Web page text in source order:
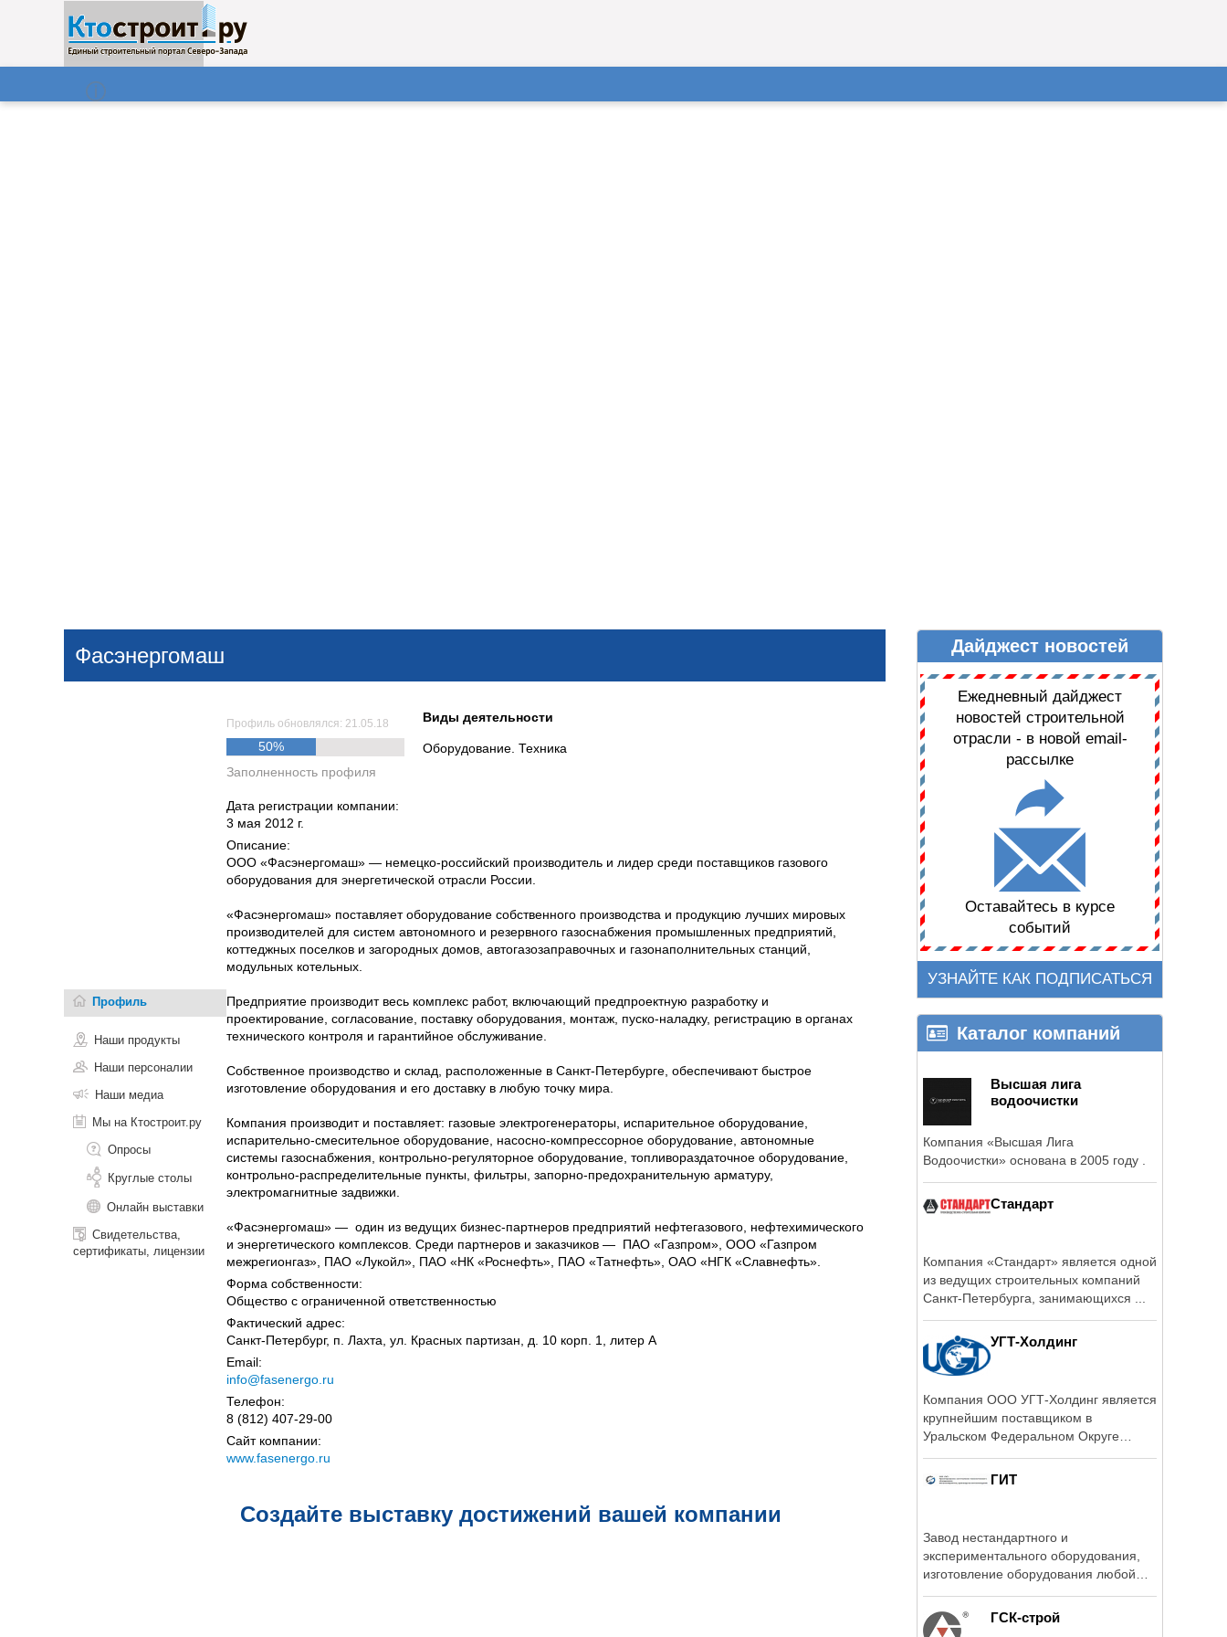
Поиск
ДАЙДЖЕСТ НОВОСТЕЙ
Фасэнергомаш
Профиль
Наши продукты
Наши персоналии
Наши медиа
Мы на Ктостроит.ру
Опросы
Круглые столы
Онлайн выставки
Свидетельства,
сертификаты, лицензии
Профиль обновлялся: 21.05.18
50%
Заполненность профиля
Виды деятельности
Оборудование. Техника
Дата регистрации компании:
3 мая 2012 г.
Описание:
ООО «Фасэнергомаш» — немецко-российский производитель и лидер среди поставщиков газового
оборудования для энергетической отрасли России.
«Фасэнергомаш» поставляет оборудование собственного производства и продукцию лучших мировых
производителей для систем автономного и резервного газоснабжения промышленных предприятий,
коттеджных поселков и загородных домов, автогазозаправочных и газонаполнительных станций,
модульных котельных.
Предприятие производит весь комплекс работ, включающий предпроектную разработку и
проектирование, согласование, поставку оборудования, монтаж, пуско-наладку, регистрацию в органах
технического контроля и гарантийное обслуживание.
Собственное производство и склад, расположенные в Санкт-Петербурге, обеспечивают быстрое
изготовление оборудования и его доставку в любую точку мира.
Компания производит и поставляет: газовые электрогенераторы, испарительное оборудование,
испарительно-смесительное оборудование, насосно-компрессорное оборудование, автономные
системы газоснабжения, контрольно-регуляторное оборудование, топливораздаточное оборудование,
контрольно-распределительные пункты, фильтры, запорно-предохранительную арматуру,
электромагнитные задвижки.
«Фасэнергомаш» — один из ведущих бизнес-партнеров предприятий нефтегазового, нефтехимического
и энергетического комплексов. Среди партнеров и заказчиков — ПАО «Газпром», ООО «Газпром
межрегионгаз», ПАО «Лукойл», ПАО «НК «Роснефть», ПАО «Татнефть», ОАО «НГК «Славнефть».
Форма собственности:
Общество с ограниченной ответственностью
Фактический адрес:
Санкт-Петербург, п. Лахта, ул. Красных партизан, д. 10 корп. 1, литер А
Email:
info@fasenergo.ru
Телефон:
8 (812) 407-29-00
Сайт компании:
www.fasenergo.ru
Создайте выставку достижений вашей компании
Дайджест новостей
Ежедневный дайджест
новостей строительной
отрасли - в новой email-
рассылке
Оставайтесь в курсе
событий
УЗНАЙТЕ КАК ПОДПИСАТЬСЯ
Каталог компаний
Высшая лига
водоочистки
Компания «Высшая Лига
Водоочистки» основана в 2005 году .
Стандарт
Компания «Стандарт» является одной
из ведущих строительных компаний
Санкт-Петербурга, занимающихся ...
УГТ-Холдинг
Компания ООО УГТ-Холдинг является
крупнейшим поставщиком в
Уральском Федеральном Округе
ГИТ
Завод нестандартного и
экспериментального оборудования,
изготовление оборудования любой
ГСК-строй